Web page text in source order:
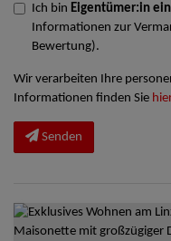
Ich bin Eigentümer:in
Informationen zur
Bewertung).
Wir verarbeiten Ihre
Informationen finden Sie hier
Senden